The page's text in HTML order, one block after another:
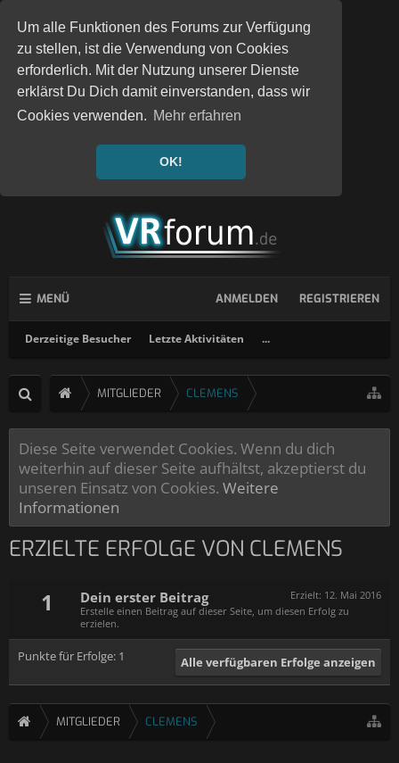
Um alle Funktionen des Forums zur Verfügung
zu stellen, ist die Verwendung von Cookies
erforderlich. Mit der Nutzung unserer Dienste
erklärst Du Dich damit einverstanden, dass wir
Cookies verwenden. Mehr erfahren
OK!
MENÜ
Derzeitige Besucher Letzte Aktivitäten ...
ANMELDEN REGISTRIEREN
MITGLIEDER CLEMENS
Diese Seite verwendet Cookies. Wenn du dich
weiterhin auf dieser Seite aufhältst, akzeptierst du
unseren Einsatz von Cookies. Weitere
Informationen
ERZIELTE ERFOLGE VON CLEMENS
1 Erzielt: 12. Mai 2016
Dein erster Beitrag
Erstelle einen Beitrag auf dieser Seite, um diesen Erfolg zu
erzielen.
Punkte für Erfolge: 1 Alle verfügbaren Erfolge anzeigen
MITGLIEDER CLEMENS